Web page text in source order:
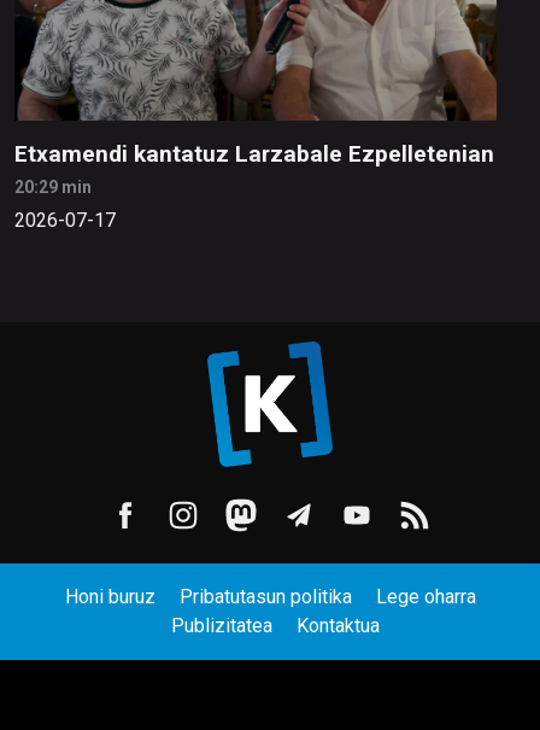
Etxamendi kantatuz Larzabale Ezpelletenian
20:29 min
2026-07-17
Honi buruz Pribatutasun politika
Lege oharra
Publizitatea
Kontaktua